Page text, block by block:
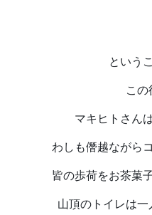
という
この
マキヒトさん
わしも僭越ながら
皆の歩荷をお茶菓
山頂のトイレは一